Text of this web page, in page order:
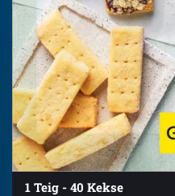
1 Teig - 40 Kekse